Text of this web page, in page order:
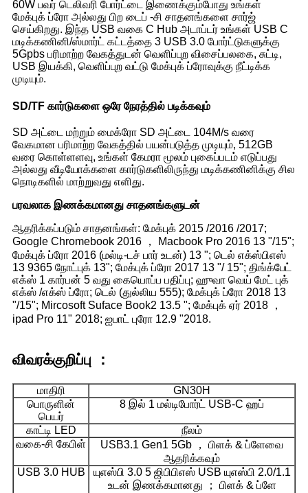
60W பவர் டெலிவரி போர்ட்டை இணைக்கும்போது உங்கள்
மேக்புக் ப்ரோ அல்லது பிற டைப் -சி சாதனங்களை சார்ஜ்
செய்கிறது. இந்த USB வகை C Hub அடாப்டர் உங்கள் USB C
மடிக்கணினி/ஸ்மார்ட் கட்டத்தை 3 USB 3.0 போர்ட்டுகளுக்கு
5Gpbs பரிமாற்ற வேகத்துடன் வெளிப்புற விசைப்பலகை, சுட்டி,
USB இயக்கி, வெளிப்புற வட்டு மேக்புக் ப்ரோவுக்கு நீட்டிக்க
முடியும்.
SD/TF கார்டுகளை ஒரே நேரத்தில் படிக்கவும்
SD அட்டை மற்றும் மைக்ரோ SD அட்டை 104M/s வரை
வேகமான பரிமாற்ற வேகத்தில் பயன்படுத்த முடியும், 512GB
வரை கொள்ளளவு, உங்கள் கேமரா மூலம் புகைப்படம் எடுப்பது
அல்லது வீடியோக்களை கார்டுகளிலிருந்து மடிக்கணினிக்கு சில
நொடிகளில் மாற்றுவது எளிது.
பரவலாக இணக்கமானது சாதனங்களுடன்
ஆதரிக்கப்படும் சாதனங்கள்: மேக்புக் 2015 /2016 /2017;
Google Chromebook 2016 ， Macbook Pro 2016 13 "/15";
மேக்புக் ப்ரோ 2016 (மல்டி-டச் பார் உடன்) 13 "; டெல் எக்ஸ்பிஎஸ்
13 9365 நோட்புக் 13"; மேக்புக் ப்ரோ 2017 13 "/ 15"; திங்க்பேட்
எக்ஸ் 1 கார்பன் 5 வது கையொப்ப பதிப்பு; ஹுவா வெய் மேட் புக்
எக்ஸ் /எக்ஸ் ப்ரோ; டெல் (துல்லிய 555); மேக்புக் ப்ரோ 2018 13
"/15"; Mircosoft Suface Book2 13.5 "; மேக்புக் ஏர் 2018 ，
ipad Pro 11" 2018; ஐபாட் புரோ 12.9 "2018.
விவரக்குறிப்பு ：
மாதிரி
GN30H
பொருளின்
பெயர்
8 இல் 1 மல்டிபோர்ட் USB-C ஹப்
காட்டி LED
நீலம்
வகை-சி கேபிள்
USB3.1 Gen1 5Gb ， பிளக் & ப்ளேவை
ஆதரிக்கவும்
USB 3.0 HUB
யுஎஸ்பி 3.0 5 ஜிபிபிஎஸ் USB யுஎஸ்பி 2.0/1.1
உடன் இணக்கமானது ； பிளக் & ப்ளே